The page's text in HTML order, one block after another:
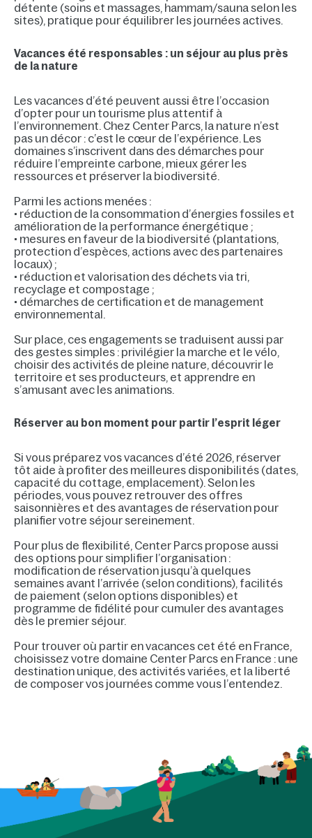
détente (soins et massages, hammam/sauna selon les
sites), pratique pour équilibrer les journées actives.
Vacances été responsables : un séjour au plus près
de la nature
Les vacances d’été peuvent aussi être l’occasion
d’opter pour un tourisme plus attentif à
l’environnement. Chez Center Parcs, la nature n’est
pas un décor : c’est le cœur de l’expérience. Les
domaines s’inscrivent dans des démarches pour
réduire l’empreinte carbone, mieux gérer les
ressources et préserver la biodiversité.
Parmi les actions menées :
• réduction de la consommation d’énergies fossiles et
amélioration de la performance énergétique ;
• mesures en faveur de la biodiversité (plantations,
protection d’espèces, actions avec des partenaires
locaux) ;
• réduction et valorisation des déchets via tri,
recyclage et compostage ;
• démarches de certification et de management
environnemental.
Sur place, ces engagements se traduisent aussi par
des gestes simples : privilégier la marche et le vélo,
choisir des activités de pleine nature, découvrir le
territoire et ses producteurs, et apprendre en
s’amusant avec les animations.
Réserver au bon moment pour partir l’esprit léger
Si vous préparez vos vacances d’été 2026, réserver
tôt aide à profiter des meilleures disponibilités (dates,
capacité du cottage, emplacement). Selon les
périodes, vous pouvez retrouver des offres
saisonnières et des avantages de réservation pour
planifier votre séjour sereinement.
Pour plus de flexibilité, Center Parcs propose aussi
des options pour simplifier l’organisation :
modification de réservation jusqu’à quelques
semaines avant l’arrivée (selon conditions), facilités
de paiement (selon options disponibles) et
programme de fidélité pour cumuler des avantages
dès le premier séjour.
Pour trouver où partir en vacances cet été en France,
choisissez votre domaine Center Parcs en France : une
destination unique, des activités variées, et la liberté
de composer vos journées comme vous l’entendez.